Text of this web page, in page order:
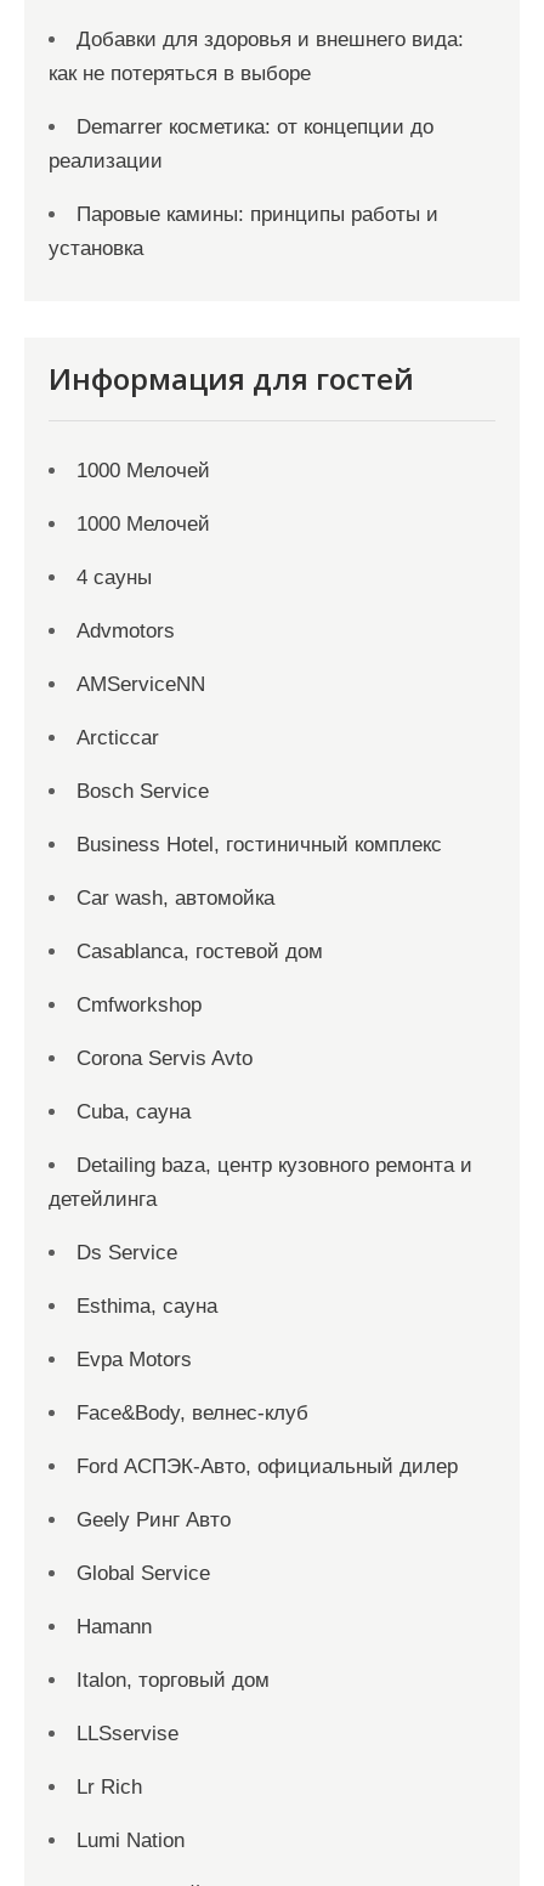
Добавки для здоровья и внешнего вида:
как не потеряться в выборе
Demarrer косметика: от концепции до
реализации
Паровые камины: принципы работы и
установка
Информация для гостей
1000 Мелочей
1000 Мелочей
4 сауны
Advmotors
AMServiceNN
Arcticcar
Bosch Service
Business Hotel, гостиничный комплекс
Car wash, автомойка
Casablanca, гостевой дом
Cmfworkshop
Corona Servis Avto
Cuba, сауна
Detailing baza, центр кузовного ремонта и
детейлинга
Ds Service
Esthima, сауна
Evpa Motors
Face&Body, велнес-клуб
Ford АСПЭК-Авто, официальный дилер
Geely Ринг Авто
Global Service
Hamann
Italon, торговый дом
LLSservise
Lr Rich
Lumi Nation